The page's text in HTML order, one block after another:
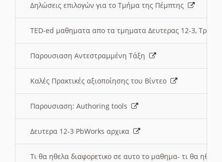
Δηλώσεις επιλογών για το Τμήμα της Πέμπτης
TED-ed μαθηματα απο τα τμηματα Δευτερας 12-3,
Παρουσιαση Αντεστραμμένη Τάξη
Καλές Πρακτικές αξιοποίησης του Βίντεο
Παρουσιαση: Authoring tools
Δευτερα 12-3 PbWorks αρχικα
Τι θα ηθελα διαφορετικο σε αυτο το μαθημα- τι θα